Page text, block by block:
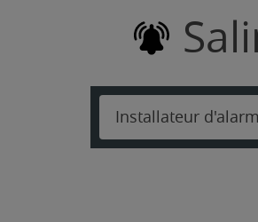
Installateur